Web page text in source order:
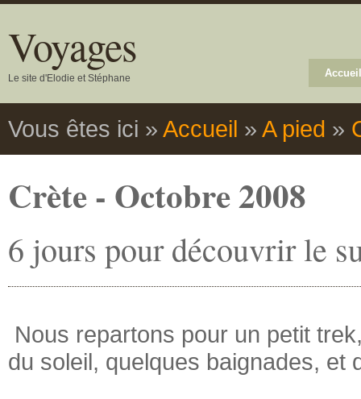
Voyages
Le site d'Elodie et Stéphane Accueil
Vous êtes ici » Accueil » A pied »
Crète - Octobre 2008
6 jours pour découvrir le
Nous repartons pour un petit
du soleil, quelques baignades, et